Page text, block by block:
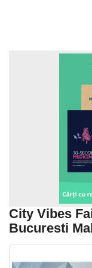
City Vibes
Bucuresti